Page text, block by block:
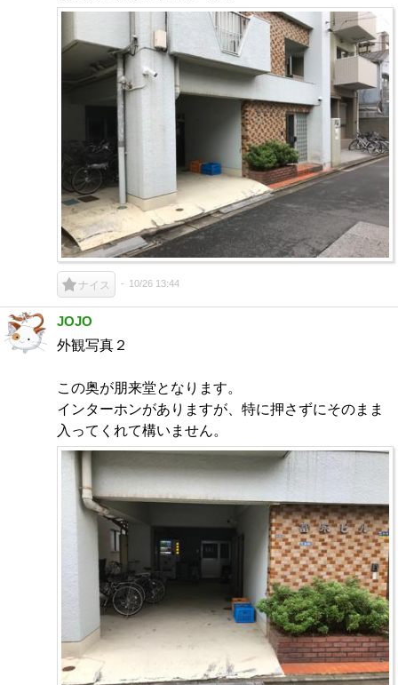
ナイス 10/26 13:44
JOJO
外観写真２
この奥が朋来堂となります。
インターホンがありますが、特に押さずにそのまま
入ってくれて構いません。